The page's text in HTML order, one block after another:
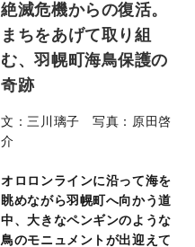
絶滅危機からの復活。
まちをあげて取り組
む、羽幌町海鳥保護の
奇跡
文：三川璃子 写真：原田啓
介
オロロンラインに沿って海を
眺めながら羽幌町へ向かう道
中、大きなペンギンのような
鳥のモニュメントが出迎えて